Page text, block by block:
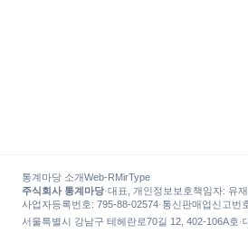
통계마당 소개Web-RMirType
주식회사 통계마당·대표, 개인정보보호책임자: 유
사업자등록번호: 795-88-02574·통신판매업신고번
서울특별시 강남구 테헤란로70길 12, 402-106A호·